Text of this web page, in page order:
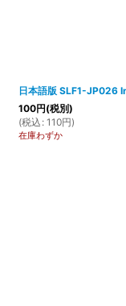
日本語版 SLF1-JP026
100円(税別)
(税込 : 110円)
在庫わずか